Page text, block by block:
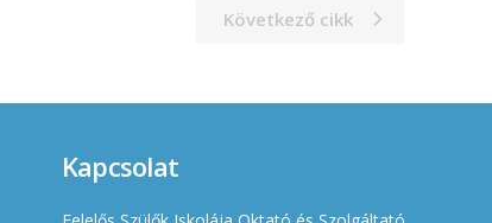
Következő cikk
Kapcsolat